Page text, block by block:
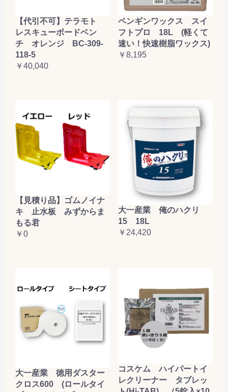
【代引不可】テラモト
レスキューボードベン
チ オレンジ BC-309-
118-5
￥40,040
ペンギンワックス スイ
フトプロ 18L (軽くて
速い！快速樹脂ワックス)
￥8,195
【見積り品】ゴムノイナ
キ 止水板 みずからま
もる君
￥0
大一産業 俺のハクリ
15 18L
￥24,420
大一産業 徳用ダスター
クロス600 (ロールタイ
コスケム ハイパートイ
レクリーナー タブレッ